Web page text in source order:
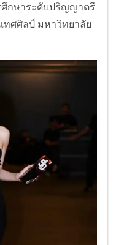
ศึกษาระดับปริญญาตรี
ศศิลป์ มหาวิทยาลัย